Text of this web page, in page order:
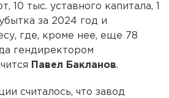
10 тыс. уставного капитала, 1
за 2024 год и
где, кроме нее, еще 78
гендиректором
Павел Бакланов.
считалось, что завод